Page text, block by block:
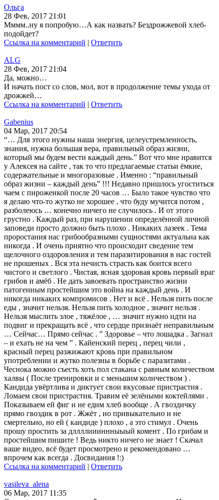
Ольга
28 Фев, 2017 21:01
Мммм..ну я попробую…А как назвать? Бездрожжевой хлеб-
подойдет?
Ссылка на комментарий | Ответить
ALG
28 Фев, 2017 21:04
Да, можно…
И начать пост со слов, мол, вот в продолжение темы ухода от
дрожжей…
Ссылка на комментарий | Ответить
Gabenius
04 Мар, 2017 20:54
“… Для этого нужны наша энергия, целеустремленность,
знания, нужна большая вера, правильный образ жизни,
который мы будем вести каждый день.” Вот что мне нравится
у Алексея на сайте , так то что предлагаемые статьи ёмкие,
содержательные и многоразовые . Именно : “правильный
образ жизни – каждый день” !!! Недавно пришлось угоститься
чаем с пироженкой после 20 часов … Было такое чувство что
я делаю что-то жутко не хорошее , что буду мучится потом ,
разболеюсь … конечно ничего не случилось . И от этого
грустно . Каждый раз, при нарушении определённой личной
заповеди просто должно быть плохо . Никаких лазеек . Тема
проростания нас грибообразными сущностями актуальна как
никогда . И очень приятно что происходит сведение тем
щелочного оздоровления и тем паразитирования в нас гостей
не прошеных . Вся эта нечисть страсть как боится всего
чистого и светлого . Чистая, ясная здоровая кровь первый враг
грибов и амёб . Не дать завоевать пространство жизни
патогенным простейшим это война на каждый день . И
никогда никаких компромисов . Нет и всё . Нельзя пить после
еды , значит нельзя. Нельзя пить холодное , значит нельзя .
Нельзя мыслить злое , тяжёлое , … значит нужно идти на
подвиг и прекращать всё , что сердце признаёт неправильным
… Сейчас… Прямо сейчас . ” Здоровье – что лошадка . Загнал
– и ехать не на чем ” . Кайенский перец , перец чили ,
красный перец разжижают кровь при правильном
употреблении и жутко полезны в борьбе с паразитами .
Чеснока можно съесть хоть пол стакана с равным количеством
халвы ( После тренировки и с меньшим количеством ) .
Кандида увёртлива и диктует свои вкусовые пристрастия .
Ломаем свои пристрастия. Травим её зелёными коктейлями .
Показываем ей фиг и не едим хлеб вообще . А гвоздичку
прямо гвоздик в рот . Жжёт , но привыкательно и не
смертельно, но ей ( кандиде ) плохо , а это стимул . Очень
прошу простить за дллллиииннныыый комент . По грибам и
простейшим пишите ! Ведь никто ничего не знает ! Скачал
ваше видео, всё будет просмотрено и рекомендовано …
впрочем как всегда . Досвидания !:)
Ссылка на комментарий | Ответить
vasileva_alena
06 Мар, 2017 11:35